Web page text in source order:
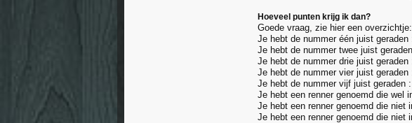
Hoeveel punten krijg ik dan?
Goede vraag, zie hier een overzichtje:
Je hebt de nummer één juist geraden
Je hebt de nummer twee juist
Je hebt de nummer drie juist geraden
Je hebt de nummer vier juist geraden
Je hebt de nummer vijf juist geraden
Je hebt een renner genoemd die wel
Je hebt een renner genoemd die
Je hebt een renner genoemd die niet